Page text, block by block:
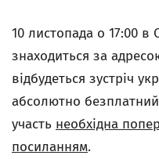
10 листопада о 17:00 в
знаходиться за
відбудеться зустріч
абсолютно
участь необхідна
посиланням.